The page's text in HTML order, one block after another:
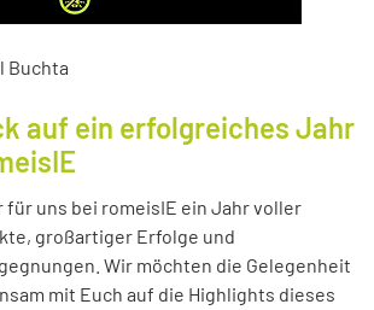
Buchta
auf ein erfolgreiches Jahr
für uns bei romeisIE ein Jahr voller
großartiger Erfolge und
Wir möchten die Gelegenheit
mit Euch auf die Highlights dieses